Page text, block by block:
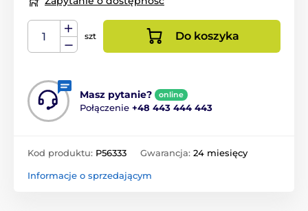
szt Do koszyka
Masz pytanie? online
Połączenie +48 443 444 443
Kod produktu: P56333 Gwarancja: 24 miesięcy
Informacje o sprzedającym